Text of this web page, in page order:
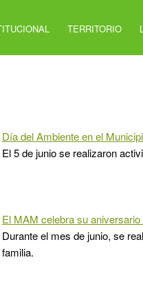
TERRITORIO
Día del Ambiente en el
El 5 de junio se realizaron
El MAM celebra su
Durante el mes de junio, se
familia.